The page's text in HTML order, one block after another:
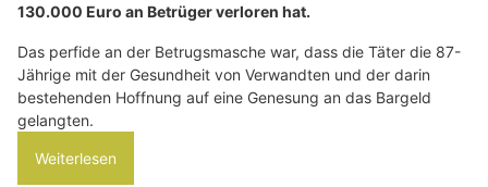
130.000 Euro an Betrüger verloren hat.
Das perfide an der Betrugsmasche war, dass die Täter die 87-
Jährige mit der Gesundheit von Verwandten und der darin
bestehenden Hoffnung auf eine Genesung an das Bargeld
gelangten.
Weiterlesen